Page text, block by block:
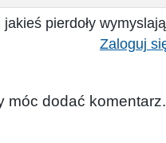
pierdoły wymyslają
Zaloguj
móc dodać komentarz.